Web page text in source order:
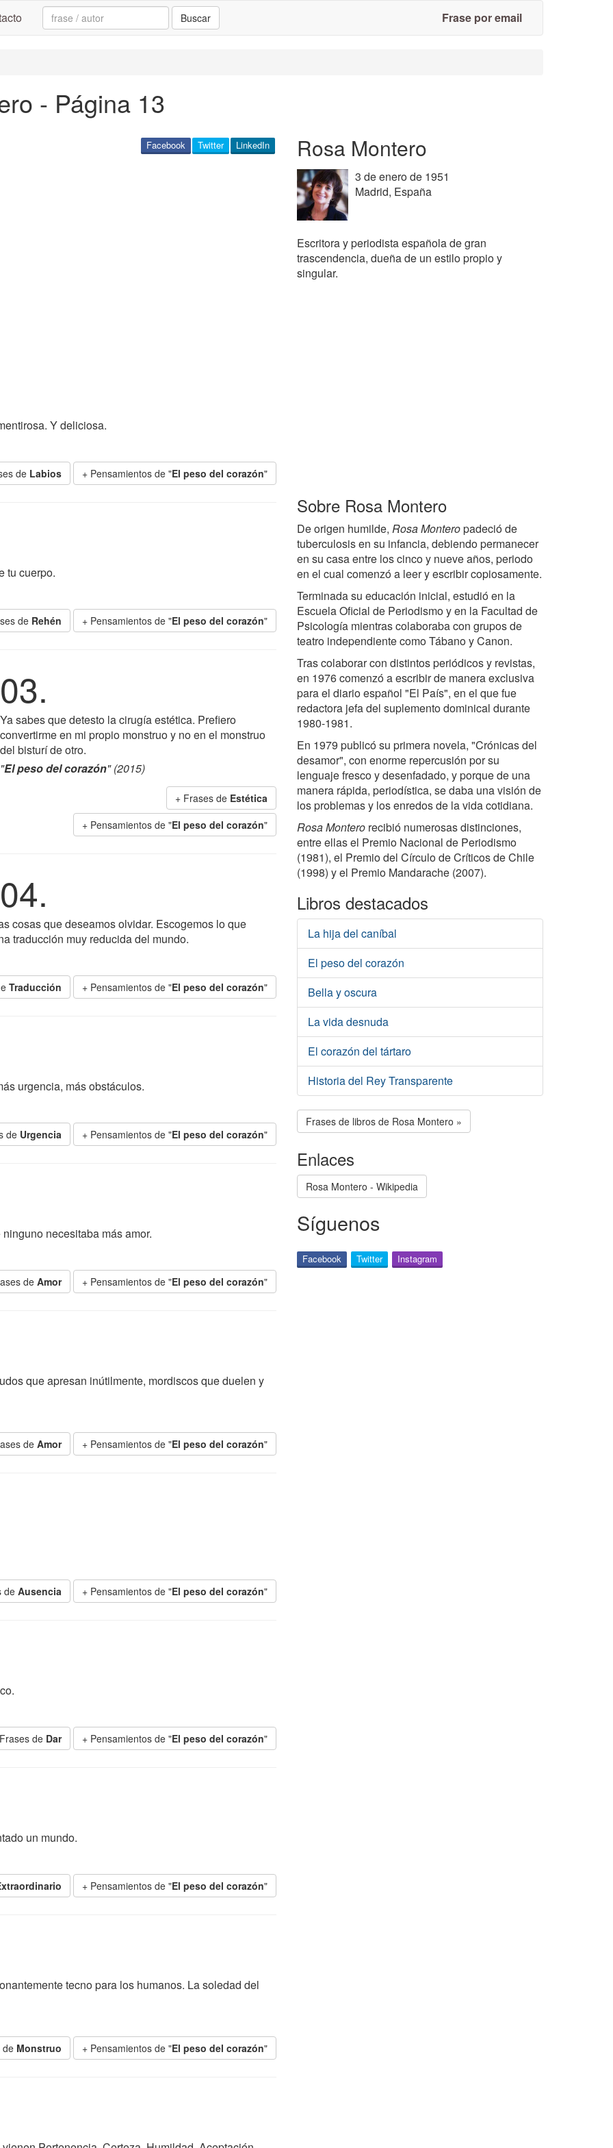
Search: Buscar Frase por email
- Página 13
LinkedIn
Twitter
Facebook
Y deliciosa.
de Labios + Pensamientos de "El peso del corazón"
tu cuerpo.
de Rehén + Pensamientos de "El peso del corazón"
03.
Ya sabes que detesto la cirugía estética. Prefiero
convertirme en mi propio monstruo y no en el monstruo
del bisturí de otro.
"El peso del corazón" (2015)
+ Frases de Estética
+ Pensamientos de "El peso del corazón"
04.
cosas que deseamos olvidar. Escogemos lo que
traducción muy reducida del mundo.
Traducción + Pensamientos de "El peso del corazón"
urgencia, más obstáculos.
de Urgencia + Pensamientos de "El peso del corazón"
necesitaba más amor.
de Amor + Pensamientos de "El peso del corazón"
que apresan inútilmente, mordiscos que duelen y
de Amor + Pensamientos de "El peso del corazón"
de Ausencia + Pensamientos de "El peso del corazón"
de Dar + Pensamientos de "El peso del corazón"
un mundo.
+ Pensamientos de "El peso del corazón"
tecno para los humanos. La soledad del
de Monstruo + Pensamientos de "El peso del corazón"
Rosa Montero
3 de enero de 1951
Madrid, España
Escritora y periodista española de gran
trascendencia, dueña de un estilo propio y
singular.
Sobre Rosa Montero
De origen humilde, Rosa Monteropadeció de
tuberculosis en su infancia, debiendo permanecer
en su casa entre los cinco y nueve años, periodo
en el cual comenzó a leer y escribir copiosamente.
Terminada su educación inicial, estudió en la
Escuela Oficial de Periodismo y en la Facultad de
Psicología mientras colaboraba con grupos de
teatro independiente como Tábano y Canon.
Tras colaborar con distintos periódicos y revistas,
en 1976 comenzó a escribir de manera exclusiva
para el diario español "El País", en el que fue
redactora jefa del suplemento dominical durante
1980-1981.
En 1979 publicó su primera novela, "Crónicas del
desamor", con enorme repercusión por su
lenguaje fresco y desenfadado, y porque de una
manera rápida, periodística, se daba una visión de
los problemas y los enredos de la vida cotidiana.
Rosa Montero recibió numerosas distinciones,
entre ellas el Premio Nacional de Periodismo
(1981), el Premio del Círculo de Críticos de Chile
(1998) y el Premio Mandarache (2007).
Libros destacados
La hija del caníbal
El peso del corazón
Bella y oscura
La vida desnuda
El corazón del tártaro
Historia del Rey Transparente
Frases de libros de Rosa Montero »
Enlaces
Rosa Montero - Wikipedia
Síguenos
Facebook Twitter Instagram